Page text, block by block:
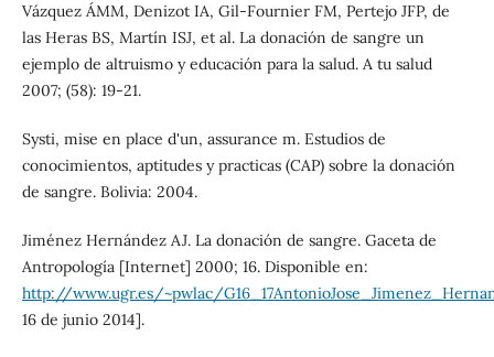
Vázquez ÁMM, Denizot IA, Gil-Fournier FM, Pertejo JFP, de
las Heras BS, Martín ISJ, et al. La donación de sangre un
ejemplo de altruismo y educación para la salud. A tu salud
2007; (58): 19-21.
Systi, mise en place d'un, assurance m. Estudios de
conocimientos, aptitudes y practicas (CAP) sobre la donación
de sangre. Bolivia: 2004.
Jiménez Hernández AJ. La donación de sangre. Gaceta de
Antropología [Internet] 2000; 16. Disponible en:
http://www.ugr.es/~pwlac/
16 de junio 2014].